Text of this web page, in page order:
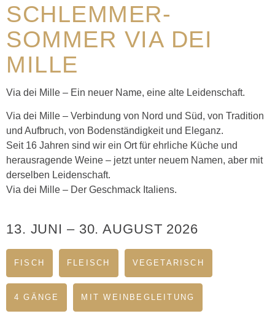
SCHLEMMER-
SOMMER VIA DEI
MILLE
Via dei Mille – Ein neuer Name, eine alte Leidenschaft.
Via dei Mille – Verbindung von Nord und Süd, von Tradition
und Aufbruch, von Bodenständigkeit und Eleganz.
Seit 16 Jahren sind wir ein Ort für ehrliche Küche und
herausragende Weine – jetzt unter neuem Namen, aber mit
derselben Leidenschaft.
Via dei Mille – Der Geschmack Italiens.
13. JUNI – 30. AUGUST 2026
FISCH FLEISCH VEGETARISCH
4 GÄNGE MIT WEINBEGLEITUNG